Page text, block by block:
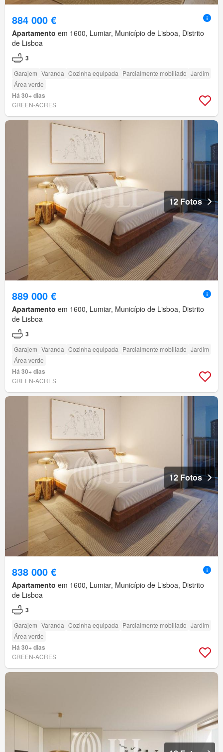
884 000 €
Apartamento em 1600, Lumiar, Município de Lisboa, Distrito
de Lisboa
3
Garajem Varanda Cozinha equipada Parcialmente mobiliado Jardim
Área verde
Há 30+ dias
GREEN-ACRES
12 Fotos
889 000 €
Apartamento em 1600, Lumiar, Município de Lisboa, Distrito
de Lisboa
3
Garajem Varanda Cozinha equipada Parcialmente mobiliado Jardim
Área verde
Há 30+ dias
GREEN-ACRES
12 Fotos
838 000 €
Apartamento em 1600, Lumiar, Município de Lisboa, Distrito
de Lisboa
3
Garajem Varanda Cozinha equipada Parcialmente mobiliado Jardim
Área verde
Há 30+ dias
GREEN-ACRES